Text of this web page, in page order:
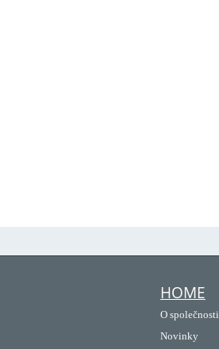
HOME
O společnosti
Novinky